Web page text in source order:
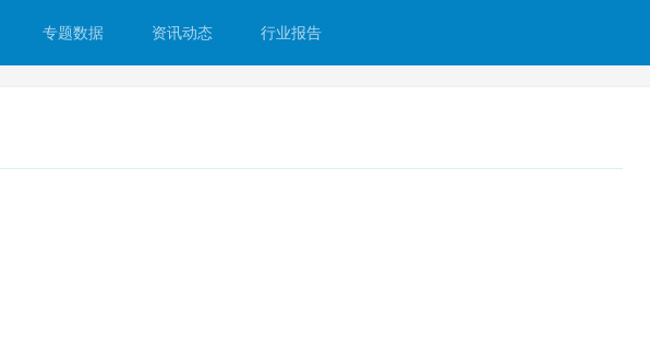
专题数据 资讯动态 行业报告